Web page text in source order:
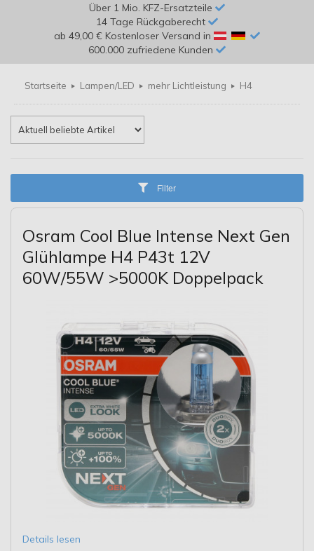
Über 1 Mio. KFZ-Ersatzteile
14 Tage Rückgaberecht
ab 49,00 € Kostenloser Versand in
600.000 zufriedene Kunden
Startseite Lampen/LED mehr Lichtleistung H4
Filter
Osram Cool Blue Intense Next Gen
Glühlampe H4 P43t 12V
60W/55W >5000K Doppelpack
Details lesen